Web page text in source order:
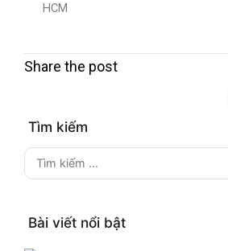
HCM
Share the post
Tìm kiếm
Bài viết nổi bật